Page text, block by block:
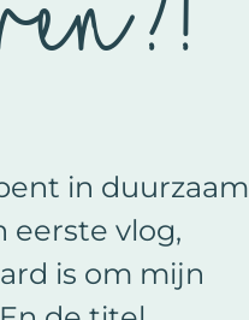
in duurzaam
eerste vlog,
is om mijn